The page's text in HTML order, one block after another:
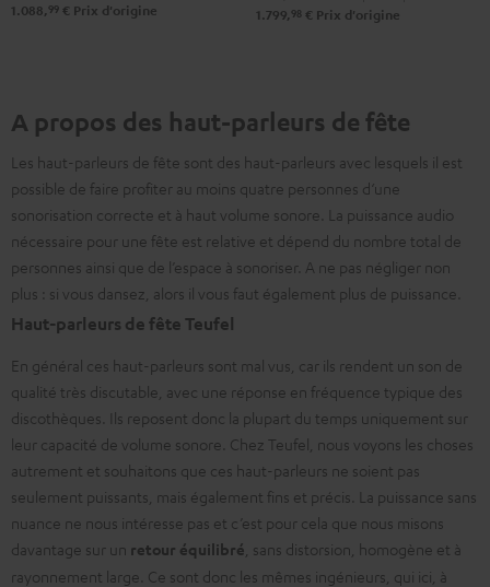
1.088, 99 € Prix d'origine
Black
1.799, 98 € Prix d'origine
A propos des haut-parleurs de fête
Les haut-parleurs de fête sont des haut-parleurs avec lesquels il est
possible de faire profiter au moins quatre personnes d‘une
sonorisation correcte et à haut volume sonore. La puissance audio
nécessaire pour une fête est relative et dépend du nombre total de
personnes ainsi que de l’espace à sonoriser. A ne pas négliger non
plus : si vous dansez, alors il vous faut également plus de puissance.
Haut-parleurs de fête Teufel
En général ces haut-parleurs sont mal vus, car ils rendent un son de
qualité très discutable, avec une réponse en fréquence typique des
discothèques. Ils reposent donc la plupart du temps uniquement sur
leur capacité de volume sonore. Chez Teufel, nous voyons les choses
autrement et souhaitons que ces haut-parleurs ne soient pas
seulement puissants, mais également fins et précis. La puissance sans
nuance ne nous intéresse pas et c’est pour cela que nous misons
davantage sur un retour équilibré , sans distorsion, homogène et à
rayonnement large. Ce sont donc les mêmes ingénieurs, qui ici, à